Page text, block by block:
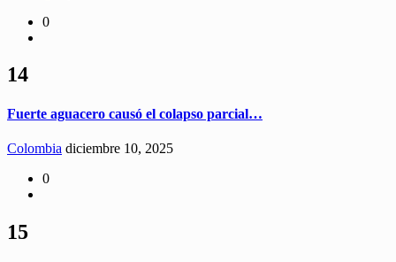
0
14
Fuerte aguacero causó el colapso parcial…
Colombia diciembre 10, 2025
0
15